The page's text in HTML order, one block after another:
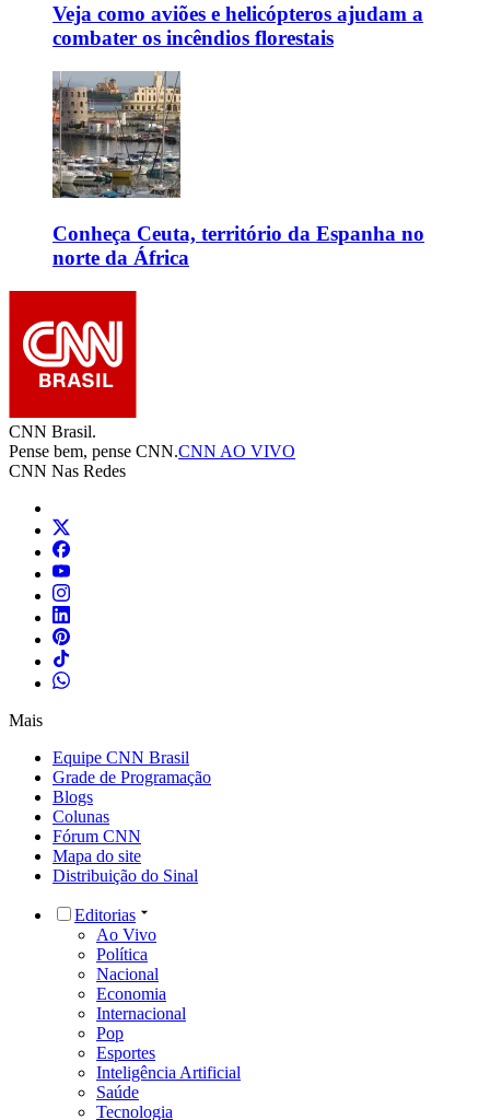
Veja como aviões e helicópteros ajudam a
combater os incêndios florestais
Conheça Ceuta, território da Espanha no
norte da África
CNN Brasil.
Pense bem, pense CNN.CNN AO VIVO
CNN Nas Redes
Mais
Equipe CNN Brasil
Grade de Programação
Blogs
Colunas
Fórum CNN
Mapa do site
Distribuição do Sinal
Editorias
Ao Vivo
Política
Nacional
Economia
Internacional
Pop
Esportes
Inteligência Artificial
Saúde
Tecnologia